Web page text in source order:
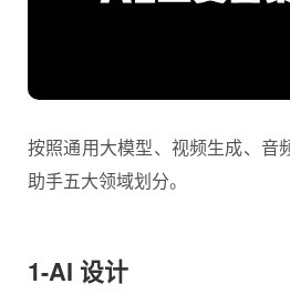
按照通用大模型、视频生成、音
助手五大领域划分。
1-AI 设计